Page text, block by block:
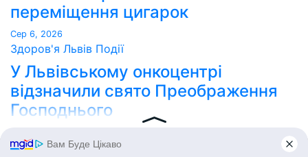
переміщення цигарок
Сер 6, 2026
Здоров'я Львів Події
У Львівському онкоцентрі
відзначили свято Преображення
Господнього
Point Lviv